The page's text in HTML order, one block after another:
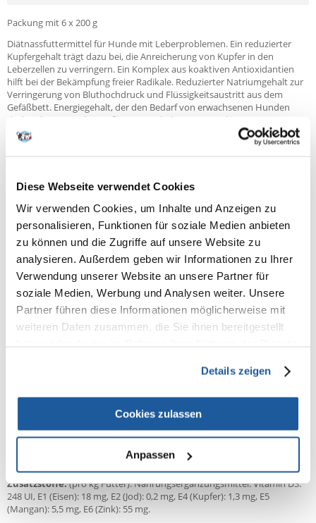
Diese Webseite verwendet Cookies
Wir verwenden Cookies, um Inhalte und Anzeigen zu
personalisieren, Funktionen für soziale Medien anbieten
zu können und die Zugriffe auf unsere Website zu
analysieren. Außerdem geben wir Informationen zu Ihrer
Verwendung unserer Website an unsere Partner für
soziale Medien, Werbung und Analysen weiter. Unsere
Partner führen diese Informationen möglicherweise mit
weiteren Daten zusammen, die Sie ihnen bereitgestellt
Details zeigen
Cookies zulassen
Anpassen
Packung mit 6 x 200 g
Diätnassfuttermittel für Hunde mit Leberproblemen. Ein reduzierter
Kupfergehalt trägt dazu bei, die Anreicherung von Kupfer in den
Leberzellen zu verringern. Ein Komplex aus koaktiven Antioxidantien
hilft bei der Bekämpfung freier Radikale. Reduzierter Natriumgehalt zur
Verringerung von Bluthochdruck und Flüssigkeitsaustritt aus dem
Gefäßbett. Energiegehalt, der den Bedarf von erwachsenen Hunden
deckt, ohne eine übermäßige Magenbelastung zu riskieren.
Indikationen:
Hepatische Enzephalopathie.
Leberversagen.
Pyroplasmose
Schwangerschaft, Laktation, Wachstumsphase.
Pankreatitis oder Pankreatitis in der Vorgeschichte.
Hyperlipidämie.
Dauer der Therapie
Die Dauer der Ernährungstherapie hängt von der Art der Erkrankung
des Tieres einzuhalten. Um die Belastung der Leber nach einer Mahlzeit
kleinere Mahlzeiten aufzuteilen.
Getreide (Mais, Reis), Fleisch und tierische Erzeugnisse (Huhn), Öle und
Fette, Erzeugnisse pflanzlichen Ursprungs, Eier und Eierzeugnisse,
Zusatzstoffe:(pro kg Futter): Nahrungsergänzungsmittel: Vitamin D3:
248 UI, E1 (Eisen): 18 mg, E2 (Jod): 0,2 mg, E4 (Kupfer): 1,3 mg, E5
(Mangan): 5,5 mg, E6 (Zink): 55 mg.